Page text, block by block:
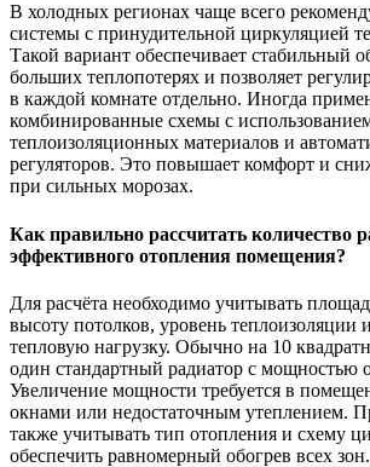
В холодных регионах чаще всего
системы с принудительной циркуляцией
Такой вариант обеспечивает стабильный
больших теплопотерях и позволяет
в каждой комнате отдельно. Иногда
комбинированные схемы с
теплоизоляционных материалов и
регуляторов. Это повышает комфорт и
при сильных морозах.
Как правильно рассчитать количество
эффективного отопления помещения?
Для расчёта необходимо учитывать
высоту потолков, уровень теплоизоляции
тепловую нагрузку. Обычно на 10
один стандартный радиатор с мощностью
Увеличение мощности требуется в
окнами или недостаточным утеплением.
также учитывать тип отопления и схему
обеспечить равномерный обогрев всех зон.